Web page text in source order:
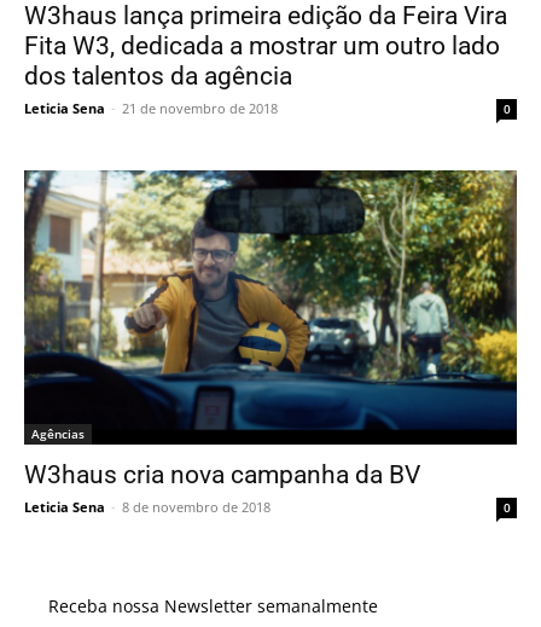
W3haus lança primeira edição da Feira Vira
Fita W3, dedicada a mostrar um outro lado
dos talentos da agência
Leticia Sena - 21 de novembro de 2018 0
Agências
W3haus cria nova campanha da BV
Leticia Sena - 8 de novembro de 2018 0
Receba nossa Newsletter semanalmente